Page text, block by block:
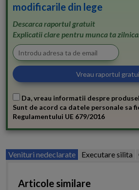
modificarile din lege
Descarca raportul gratuit
Explicatii clare pentru munca ta
Da, vreau informatii despre
Sunt de acord ca datele personale sa
Regulamentului UE 679/2016
Venituri nedeclarate Executare silita
Articole similare